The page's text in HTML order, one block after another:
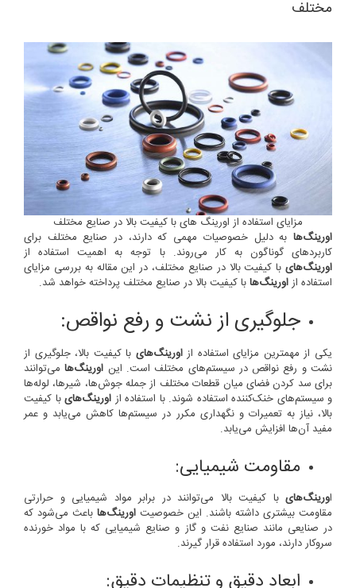
مختلف
مزایای استفاده از اورینگ های با کیفیت بالا در صنایع مختلف
اورینگ‌ها به دلیل خصوصیات مهمی که دارند، در صنایع مختلف برای
کاربردهای گوناگون به کار می‌روند. با توجه به اهمیت استفاده از
اورینگ‌های با کیفیت بالا در صنایع مختلف، در این مقاله به بررسی مزایای
استفاده ازاورینگ‌هابا کیفیت بالا در صنایع مختلف پرداخته خواهد شد.
جلوگیری از نشت و رفع نواقص:
یکی از مهمترین مزایای استفاده ازاورینگ‌های با کیفیت بالا، جلوگیری از
نشت و رفع نواقص در سیستم‌های مختلف است. این اورینگ‌هامی‌توانند
برای سد کردن فضای میان قطعات مختلف از جمله جوش‌ها، شیرها، لوله‌ها
و سیستم‌های خنک‌کننده استفاده شوند. با استفاده از اورینگ‌هایبا کیفیت
بالا، نیاز به تعمیرات و نگهداری مکرر در سیستم‌ها کاهش می‌یابد و عمر
مفید آن‌ها افزایش می‌یابد.
مقاومت شیمیایی:
اورینگ‌های با کیفیت بالا می‌توانند در برابر مواد شیمیایی و حرارتی
مقاومت بیشتری داشته باشند. این خصوصیت اورینگ‌ها باعث می‌شود که
در صنایعی مانند صنایع نفت و گاز و صنایع شیمیایی که با مواد خورنده
سروکار دارند، مورد استفاده قرار گیرند.
ابعاد دقیق و تنظیمات دقیق: